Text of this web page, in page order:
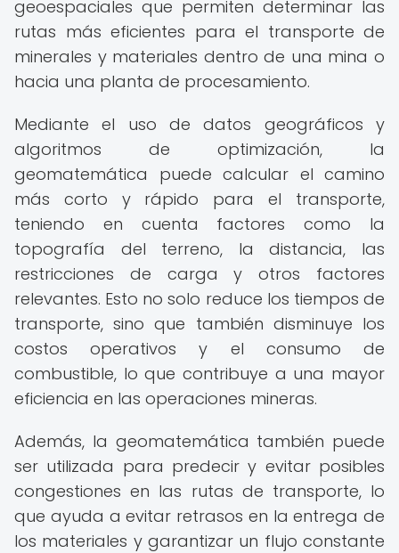
geoespaciales que permiten determinar las
rutas más eficientes para el transporte de
minerales y materiales dentro de una mina o
hacia una planta de procesamiento.
Mediante el uso de datos geográficos y
algoritmos de optimización, la
geomatemática puede calcular el camino
más corto y rápido para el transporte,
teniendo en cuenta factores como la
topografía del terreno, la distancia, las
restricciones de carga y otros factores
relevantes. Esto no solo reduce los tiempos de
transporte, sino que también disminuye los
costos operativos y el consumo de
combustible, lo que contribuye a una mayor
eficiencia en las operaciones mineras.
Además, la geomatemática también puede
ser utilizada para predecir y evitar posibles
congestiones en las rutas de transporte, lo
que ayuda a evitar retrasos en la entrega de
los materiales y garantizar un flujo constante